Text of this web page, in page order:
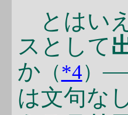
とはい
スとして
か （*4）
は文句な